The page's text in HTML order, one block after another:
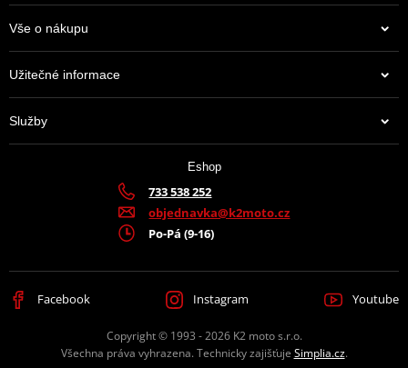
Vše o nákupu
Užitečné informace
Služby
Eshop
733 538 252
objednavka@k2moto.cz
Po-Pá (9-16)
Facebook Instagram Youtube
Copyright © 1993 - 2026 K2 moto s.r.o.
Všechna práva vyhrazena. Technicky zajišťuje Simplia.cz.